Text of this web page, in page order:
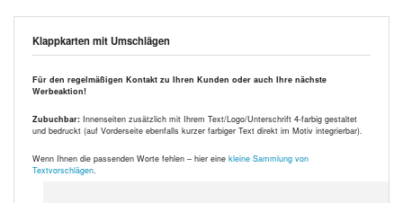
Klappkarten mit Umschlägen
Für den regelmäßigen Kontakt zu Ihren Kunden oder auch Ihre nächste
Werbeaktion!
Zubuchbar: Innenseiten zusätzlich mit Ihrem Text/Logo/Unterschrift 4-farbig gestaltet
und bedruckt (auf Vorderseite ebenfalls kurzer farbiger Text direkt im Motiv integrierbar).
Wenn Ihnen die passenden Worte fehlen – hier eine kleine Sammlung von
Textvorschlägen